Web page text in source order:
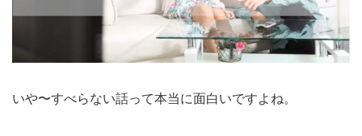
いや〜すべらない話って本当に面白いですよね。